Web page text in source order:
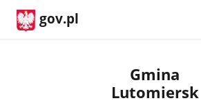
gov.pl
Gmina
Lutomiersk